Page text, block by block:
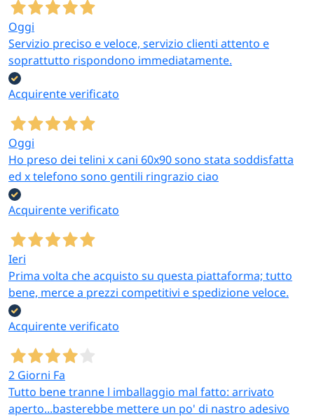
Oggi
Servizio preciso e veloce, servizio clienti attento e
soprattutto rispondono immediatamente.
Acquirente verificato
Oggi
Ho preso dei telini x cani 60x90 sono stata soddisfatta
ed x telefono sono gentili ringrazio ciao
Acquirente verificato
Ieri
Prima volta che acquisto su questa piattaforma; tutto
bene, merce a prezzi competitivi e spedizione veloce.
Acquirente verificato
2 Giorni Fa
Tutto bene tranne l imballaggio mal fatto: arrivato
aperto...basterebbe mettere un po' di nastro adesivo